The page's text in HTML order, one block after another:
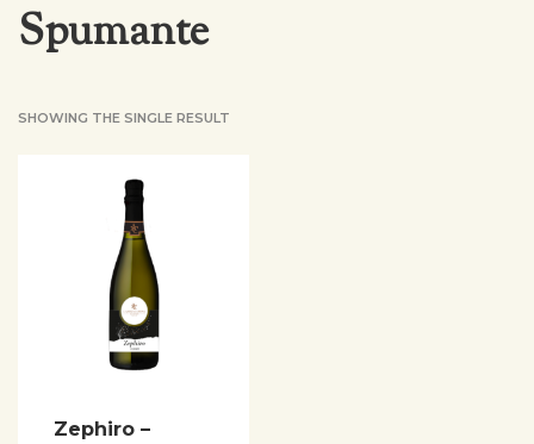
Spumante
SHOWING THE SINGLE RESULT
Zephiro –